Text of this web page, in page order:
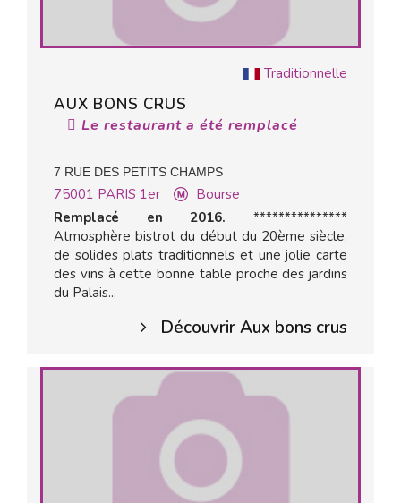
Traditionnelle
AUX BONS CRUS
Le restaurant a été remplacé
7 RUE DES PETITS CHAMPS
75001 PARIS 1er
Bourse
Remplacé en 2016. ***************
Atmosphère bistrot du début du 20ème siècle,
de solides plats traditionnels et une jolie carte
des vins à cette bonne table proche des jardins
du Palais...
Découvrir Aux bons crus